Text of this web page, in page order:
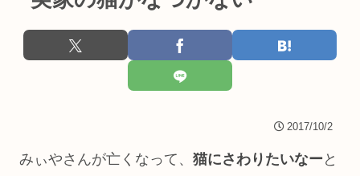
2017/10/2
みぃやさんが亡くなって、 猫にさわりたいなーと